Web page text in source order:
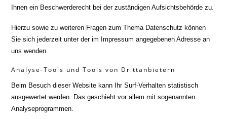
Ihnen ein Beschwerderecht bei der zuständigen Aufsichtsbehörde zu.
Hierzu sowie zu weiteren Fragen zum Thema Datenschutz können
Sie sich jederzeit unter der im Impressum angegebenen Adresse an
uns wenden.
Analyse-Tools und Tools von Dritt­anbietern
Beim Besuch dieser Website kann Ihr Surf-Verhalten statistisch
ausgewertet werden. Das geschieht vor allem mit sogenannten
Analyseprogrammen.